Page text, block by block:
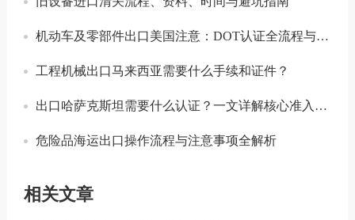
机动车及零部件出口美国注意：DOT认证全流程与合规要点详解
工程机械出口马来西亚需要什么手续和证件？
出口哈萨克斯坦需要什么认证？一文详解核心准入要求
危险品海运出口操作流程与注意事项全解析
相关文章